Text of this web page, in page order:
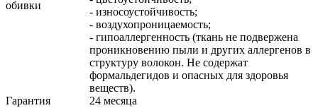
обивки
- износоустойчивость;
- воздухопроницаемость;
- гипоаллергенность (ткань не подвержена
проникновению пыли и других аллергенов в
структуру волокон. Не содержат
формальдегидов и опасных для здоровья
веществ).
Гарантия
24 месяца